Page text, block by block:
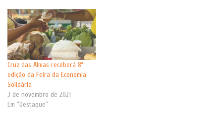
Cruz das Almas receberá 8ª
edição da Feira da Economia
Solidária
3 de novembro de 2021
Em "Destaque"